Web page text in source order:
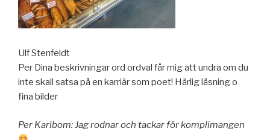
Ulf Stenfeldt
Per Dina beskrivningar ord ordval får mig att undra om du
inte skall satsa på en karriär som poet! Härlig läsning o
fina bilder
Per Karlbom: Jag rodnar och tackar för komplimangen